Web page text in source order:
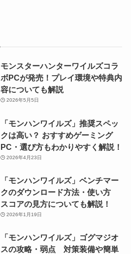
モンスターハンターワイルズコラ
ボPCが発売！プレイ環境や特典内
容についても解説
2026年5月5日
「モンハンワイルズ」推奨スペッ
クは高い？ おすすめゲーミング
PC・選び方もわかりやすく解説！
2026年4月23日
「モンハンワイルズ」ベンチマー
クのダウンロード方法・使い方
スコアの見方についても解説！
2026年1月19日
「モンハンワイルズ」ゴグマジオ
スの攻略・弱点 対策装備や簡単